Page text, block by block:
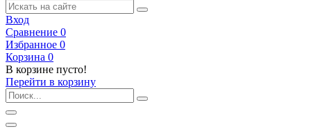
Вход
Сравнение 0
Избранное 0
Корзина 0
В корзине пусто!
Перейти в корзину